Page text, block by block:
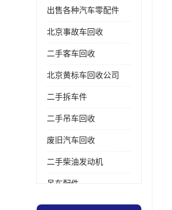
出售各种汽车零配件
北京事故车回收
二手客车回收
北京黄标车回收公司
二手拆车件
二手吊车回收
废旧汽车回收
二手柴油发动机
吊车配件
挖掘机拆车件